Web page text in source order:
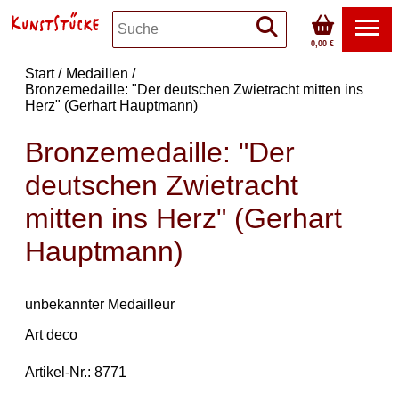
0,00 €
Start
Medaillen
Bronzemedaille: "Der deutschen Zwietracht mitten ins
Herz" (Gerhart Hauptmann)
Bronzemedaille: "Der
deutschen Zwietracht
mitten ins Herz" (Gerhart
Hauptmann)
unbekannter Medailleur
Art deco
Artikel-Nr.: 8771